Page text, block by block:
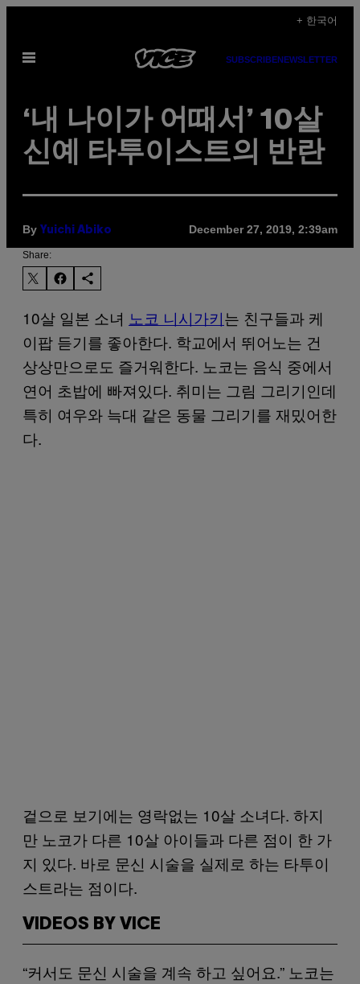
content
+ 한국어
Open
SUBSCRIBENEWSLETTER
‘내 나이가 어때서’ 10살
신예 타투이스트의 반란
By Yuichi Abiko December 27, 2019, 2:39am
Share:
10살 일본 소녀 노코 니시가키는 친구들과 케
이팝 듣기를 좋아한다. 학교에서 뛰어노는 건
상상만으로도 즐거워한다. 노코는 음식 중에서
연어 초밥에 빠져있다. 취미는 그림 그리기인데
특히 여우와 늑대 같은 동물 그리기를 재밌어한
다.
겉으로 보기에는 영락없는 10살 소녀다. 하지
만 노코가 다른 10살 아이들과 다른 점이 한 가
지 있다. 바로 문신 시술을 실제로 하는 타투이
스트라는 점이다.
VIDEOS BY VICE
“커서도 문신 시술을 계속 하고 싶어요.” 노코는